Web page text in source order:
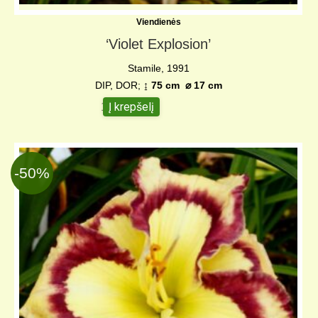
Viendienės
‘Violet Explosion’
Stamile, 1991
DIP, DOR; ↨ 75 cm ⌀17 cm
10,00€
Į krepšelį
-50%